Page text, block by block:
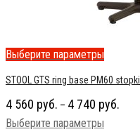
Выберите параметры
STOOL GTS ring base PM60 stopki
4 560 руб. – 4 740 руб.
Выберите параметры